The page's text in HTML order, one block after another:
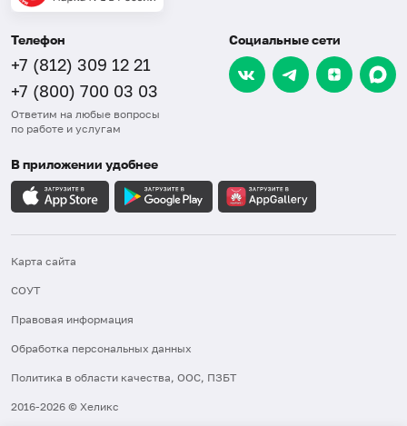
Телефон
+7 (812) 309 12 21
+7 (800) 700 03 03
Ответим на любые вопросы
по работе и услугам
Социальные сети
В приложении удобнее
Карта сайта
СОУТ
Правовая информация
Обработка персональных данных
Политика в области качества, ООС, ПЗБТ
2016-2026 © Хеликс